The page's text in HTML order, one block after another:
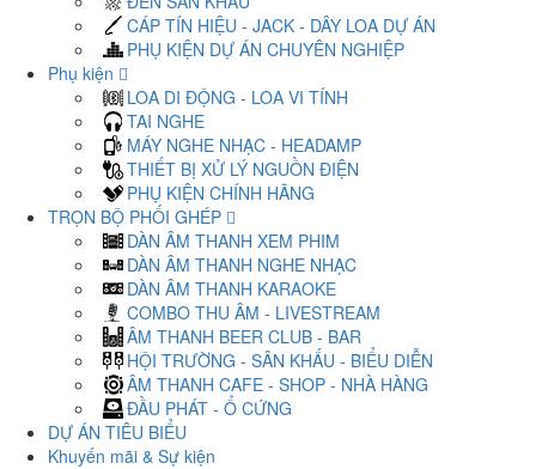
CÁP TÍN HIỆU - JACK - DÂY LOA DỰ ÁN
PHỤ KIỆN DỰ ÁN CHUYÊN NGHIỆP
Phụ kiện
LOA DI ĐỘNG - LOA VI TÍNH
TAI NGHE
MÁY NGHE NHẠC - HEADAMP
THIẾT BỊ XỬ LÝ NGUỒN ĐIỆN
PHỤ KIỆN CHÍNH HÃNG
TRỌN BỘ PHỐI GHÉP
DÀN ÂM THANH XEM PHIM
DÀN ÂM THANH NGHE NHẠC
DÀN ÂM THANH KARAOKE
COMBO THU ÂM - LIVESTREAM
ÂM THANH BEER CLUB - BAR
HỘI TRƯỜNG - SÂN KHẤU - BIỂU DIỄN
ÂM THANH CAFE - SHOP - NHÀ HÀNG
ĐẦU PHÁT - Ổ CỨNG
DỰ ÁN TIÊU BIỂU
Khuyến mãi & Sự kiện